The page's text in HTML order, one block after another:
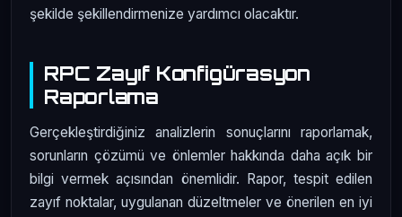
şekilde şekillendirmenize yardımcı olacaktır.
RPC Zayıf Konfigürasyon
Raporlama
Gerçekleştirdiğiniz analizlerin sonuçlarını raporlamak,
sorunların çözümü ve önlemler hakkında daha açık bir
bilgi vermek açısından önemlidir. Rapor, tespit edilen
zayıf noktalar, uygulanan düzeltmeler ve önerilen en iyi